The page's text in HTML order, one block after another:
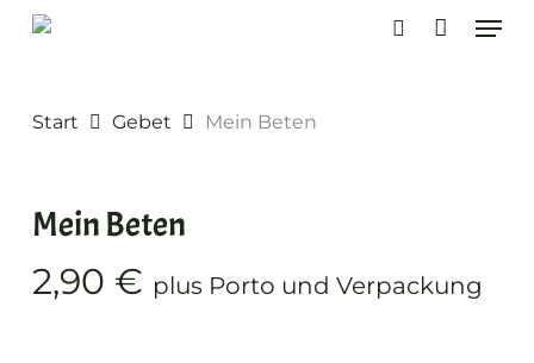
Skip
Start Gebet Mein Beten
Mein Beten
2,90 € plus Porto und Verpackung